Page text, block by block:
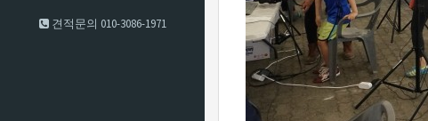
견적문의 010-3086-1971